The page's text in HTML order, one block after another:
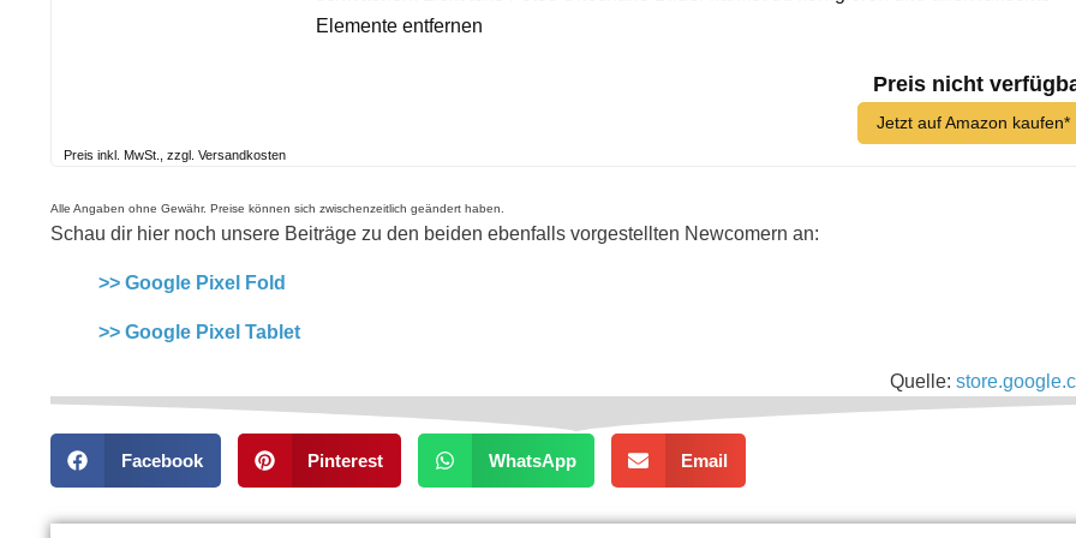
Elemente entfernen
Preis nicht
Jetzt auf Amazon kaufen*
Preis inkl. MwSt., zzgl. Versandkosten
Alle Angaben ohne Gewähr. Preise können sich zwischenzeitlich geändert haben.
Schau dir hier noch unsere Beiträge zu den beiden ebenfalls vorgestellten Newcomern an:
>> Google Pixel Fold
>> Google Pixel Tablet
Quelle:
Facebook Pinterest WhatsApp Email